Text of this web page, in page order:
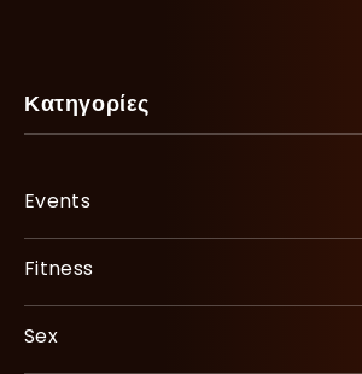
Κατηγορίες
Events
Fitness
Sex